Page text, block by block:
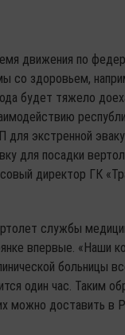
движения по
со здоровьем,
будет тяжело
экстренной
для посадки
директор ГК
службы
впервые. «Наши
больницы
один час. Таким
можно доставить в